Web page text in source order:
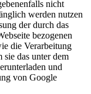
nicht
werden nutzen
der durch das
bezogenen
die Verarbeitung
das unter dem
und
von Google